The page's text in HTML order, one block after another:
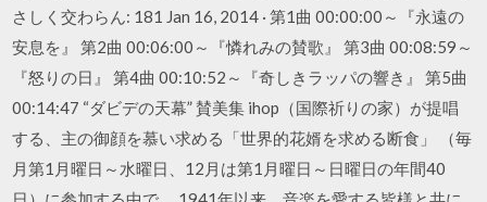
さしく交わらん: 181 Jan 16, 2014 · 第1曲 00:00:00～『永遠の
安息を』 第2曲 00:06:00～『憐れみの賛歌』 第3曲 00:08:59～
『怒りの日』 第4曲 00:10:52～『奇しきラッパの響き』 第5曲
00:14:47 “ダビデの天幕” 賛美集 ihop（国際祈りの家）が提唱
する、主の御顔を慕い求める「世界的花婿を求める断食」 （毎
月第1月曜日～水曜日、12月は第1月曜日～日曜日の年間40